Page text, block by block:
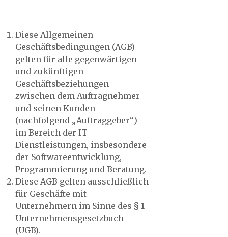
Diese Allgemeinen
Geschäftsbedingungen (AGB)
gelten für alle gegenwärtigen
und zukünftigen
Geschäftsbeziehungen
zwischen dem Auftragnehmer
und seinen Kunden
(nachfolgend „Auftraggeber“)
im Bereich der IT-
Dienstleistungen, insbesondere
der Softwareentwicklung,
Programmierung und Beratung.
Diese AGB gelten ausschließlich
für Geschäfte mit
Unternehmern im Sinne des § 1
Unternehmensgesetzbuch
(UGB).